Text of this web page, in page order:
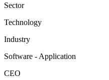
Sector
Technology
Industry
Software - Application
CEO